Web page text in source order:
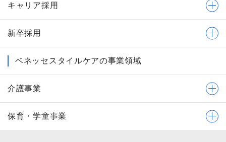
キャリア採用
新卒採用
ベネッセスタイルケアの事業領域
介護事業
保育・学童事業